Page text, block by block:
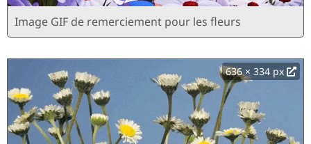
Image GIF de remerciement pour les fleurs
636 × 334 px